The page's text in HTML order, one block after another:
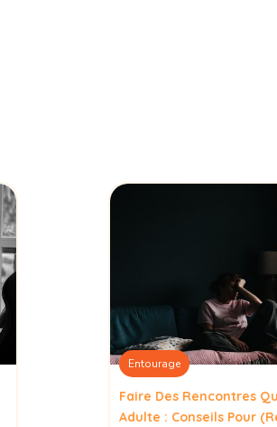
Entourage
Faire Des Rencontres
Adulte : Conseils Pour